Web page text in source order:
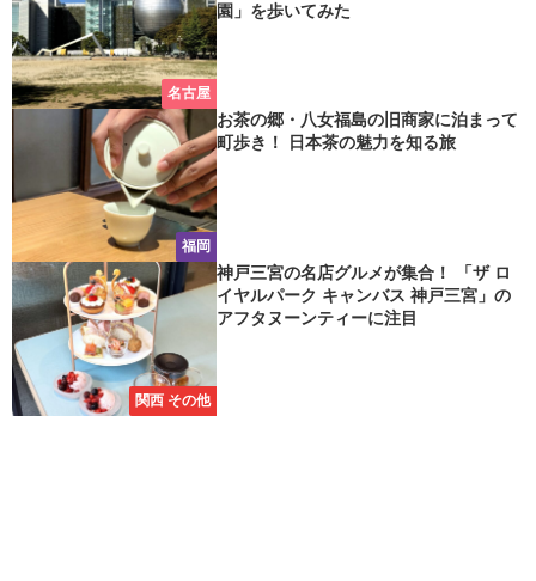
名古屋
園」を歩いてみた
福岡
お茶の郷・八女福島の旧商家に泊まって
町歩き！ 日本茶の魅力を知る旅
関西 その他
神戸三宮の名店グルメが集合！ 「ザ ロ
イヤルパーク キャンバス 神戸三宮」の
アフタヌーンティーに注目